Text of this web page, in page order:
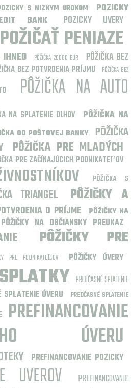
S NIZKYM UROKOM
POZICKY
BANK POZICKY UVERY
POŽIČAŤ PENIAZE
PÔŽIČKA 20000 EUR
PÔŽIČKA BEZ
BEZ POTVRDENIA PRÍJMU
PÔŽIČKA BEZ
PÔŽIČKA NA AUTO
NA SPLATENIE DLHOV
PÔŽIČKA NA
OD POŠTOVEJ BANKY
PÔŽIČKA
PÔŽIČKA PRE MLADÝCH
PRE ZAČÍNAJÚCICH PODNIKATEĽOV
PÔŽIČKA S
TRIANGEL
PÔŽIČKY A
O PRÍJME
PÔŽIČKY NA
PÔŽIČKY NA OBČIANSKY PREUKAZ
PÔŽIČKY PRE
PRE PODNIKATEĽOV PÔŽIČKY ÚVERY
PREDČASNÉ SPLATENIE
SPLATENIE ÚVERU
PREDČASNÉ SPLATENIE
PREFINANCOVANIE
ÚVERU
PREFINANCOVANIE POZICKY
UVEROV
PREFINANCOVANIE